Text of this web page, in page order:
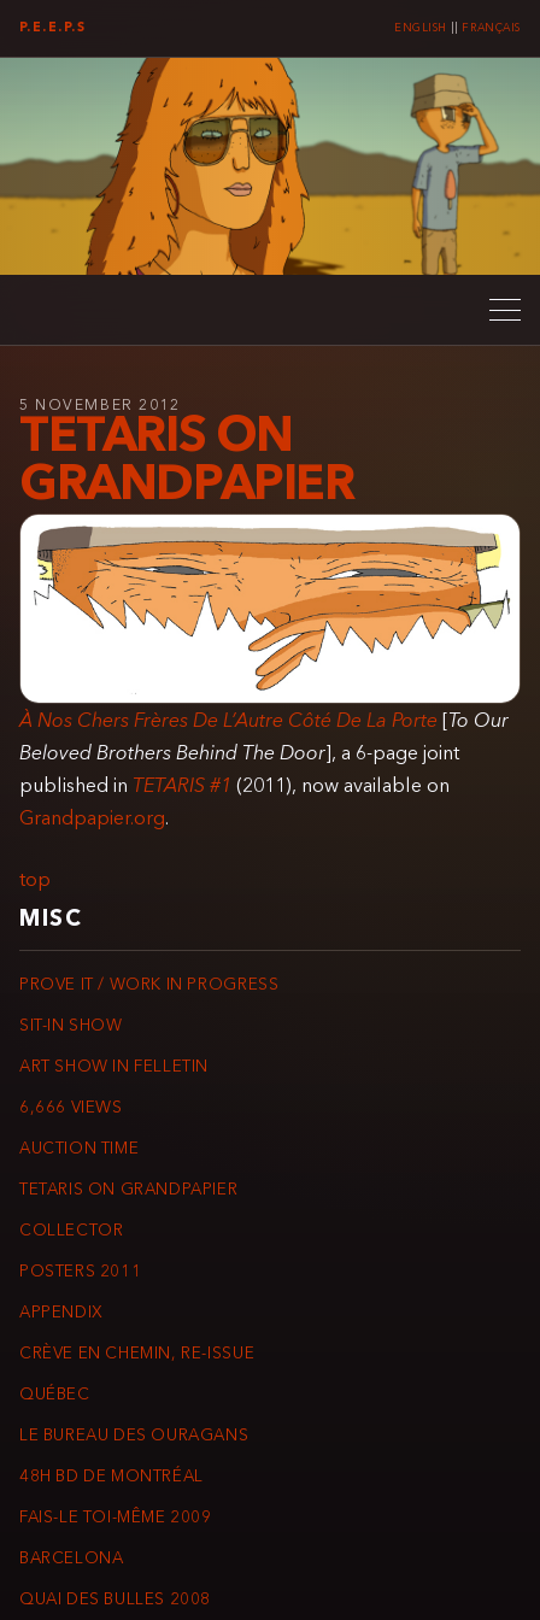
P.E.E.P.S ENGLISH FRANÇAIS
5 NOVEMBER 2012
TETARIS ON
GRANDPAPIER
À Nos Chers Frères De L’Autre Côté De La Porte
To Our
Beloved Brothers Behind The Door ], a 6-page joint
published in TETARIS #1 (2011), now available on
Grandpapier.org.
top
MISC
PROVE IT / WORK IN PROGRESS
SIT-IN SHOW
ART SHOW IN FELLETIN
6,666 VIEWS
AUCTION TIME
TETARIS ON GRANDPAPIER
COLLECTOR
POSTERS 2011
APPENDIX
CRÈVE EN CHEMIN, RE-ISSUE
QUÉBEC
LE BUREAU DES OURAGANS
48H BD DE MONTRÉAL
FAIS-LE TOI-MÊME 2009
BARCELONA
QUAI DES BULLES 2008